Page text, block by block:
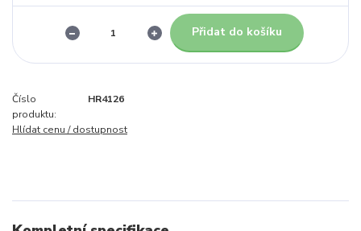
Přidat do košíku
Číslo
produktu:
HR4126
Hlídat cenu / dostupnost